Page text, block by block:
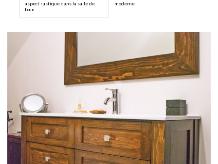
aspect rustique dans la salle de
bain
moderne